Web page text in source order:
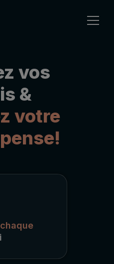
vos
&
votre
chaque